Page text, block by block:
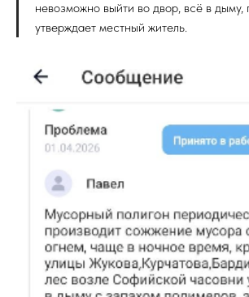
невозможно выйти во двор, всё в дыму,
утверждает местный житель.